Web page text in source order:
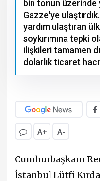
bin tonun üzerinde
Gazze'ye
yardım ulaştıran
soykırımına tepki
ilişkileri tamamen
dolarlık ticaret
A+ A-
Cumhurbaşkanı
İstanbul Lütfi